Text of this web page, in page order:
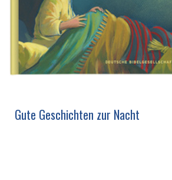
Gute Geschichten zur Nacht